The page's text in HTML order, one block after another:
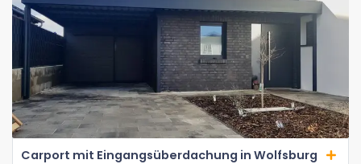
Carport mit Eingangsüberdachung in Wolfsburg